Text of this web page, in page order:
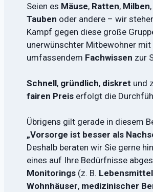
Seien es Mäuse, Ratten, Milben,
Tauben oder andere – wir
Kampf gegen diese große
unerwünschter Mitbewohner mit
umfassendem Fachwissen zur
Schnell, gründlich, diskret und
fairen Preis erfolgt die
Übrigens gilt gerade in diesem
„Vorsorge ist besser als
Deshalb beraten wir Sie gerne
eines auf Ihre Bedürfnisse
Monitorings (z. B.
Wohnhäuser, medizinischer